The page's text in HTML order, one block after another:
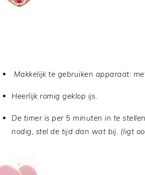
Makkelijk te gebruiken apparaat:
Heerlijk romig geklop ijs.
De timer is per 5 minuten in te
nodig, stel de tijd dan wat bij. (ligt